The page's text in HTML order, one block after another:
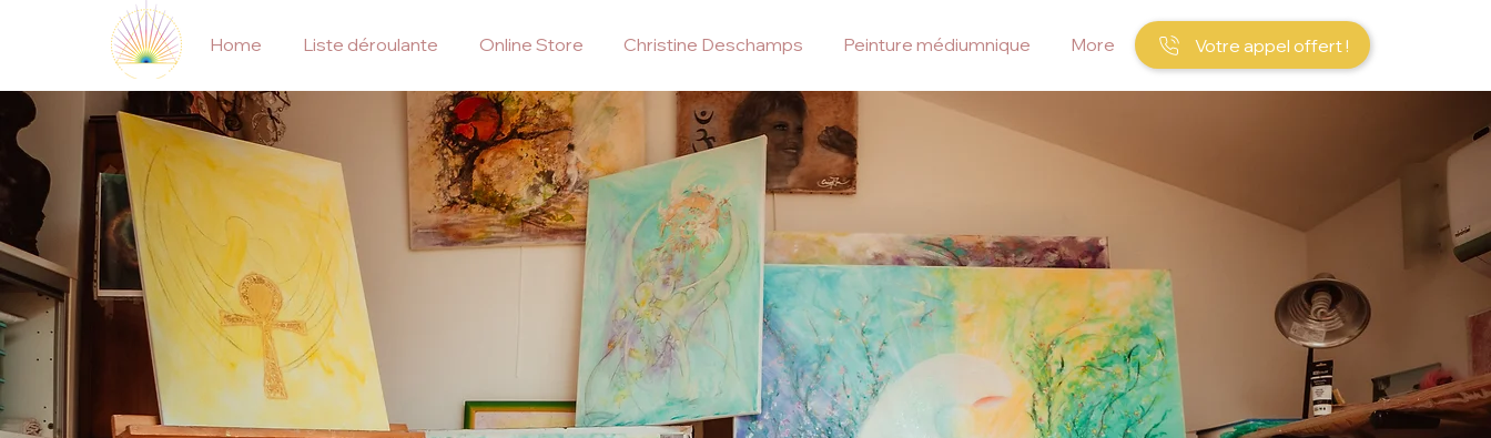
Home Liste déroulante Online Store Christine Deschamps Peinture médiumnique More Votre appel offert !